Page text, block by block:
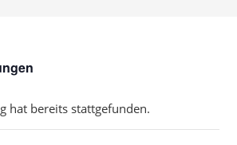
hat bereits stattgefunden.